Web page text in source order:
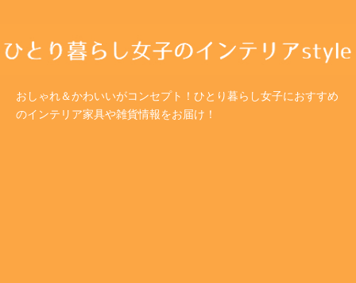
おしゃれ＆かわいいがコンセプト！ひとり暮らし女子におすすめ
のインテリア家具や雑貨情報をお届け！